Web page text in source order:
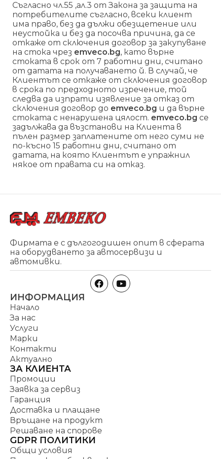
Съгласно чл.55 ,ал.3 от Закона за защита на
потребителите съгласно, всеки клиент
има право, без да дължи обезщетение или
неустойка и без да посочва причина, да се
откаже от сключения договор за закупуване
на стока чрез emveco.bg, като върне
стоката в срок от 7 работни дни, считано
от датата на получаването й. В случай, че
Клиентът се откаже от сключения договор
в срока по предходното изречение, той
следва да изпрати изявление за отказ от
сключения договор до emveco.bg и да върне
стоката с ненарушена цялост. emveco.bg се
задължава да възстанови на Клиента в
пълен размер заплатените от него суми не
по-късно 15 работни дни, считано от
датата, на която Клиентът е упражнил
някое от правата си на отказ.
Фирмата е с дългогодишен опит в сферата
на оборудването за автосервизи и
автомивки.
ИНФОРМАЦИЯ
Начало
За нас
Услуги
Марки
Контакти
Актуално
ЗА КЛИЕНТА
Промоции
Заявка за сервиз
Гаранция
Доставка и плащане
Връщане на продукт
Решаване на спорове
GDPR ПОЛИТИКИ
Общи условия